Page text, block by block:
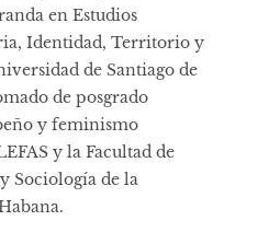
en Estudios
Identidad, Territorio y
de Santiago de
de posgrado
y feminismo
y la Facultad de
Sociología de la